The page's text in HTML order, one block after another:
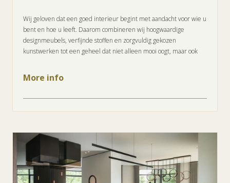
Wij geloven dat een goed interieur begint met aandacht voor wie u
bent en hoe u leeft. Daarom combineren wij hoogwaardige
designmeubels, verfijnde stoffen en zorgvuldig gekozen
kunstwerken tot een geheel dat niet alleen mooi oogt, maar ook
More info